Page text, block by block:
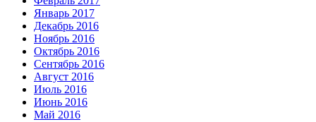
Январь 2017
Декабрь 2016
Ноябрь 2016
Октябрь 2016
Сентябрь 2016
Август 2016
Июль 2016
Июнь 2016
Май 2016